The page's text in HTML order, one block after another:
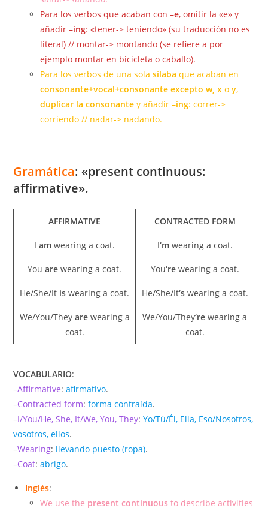
Para los verbos que acaban con –e, omitir la «e» y
añadir –ing: «tener-> teniendo» (su traducción no es
literal) // montar-> montando (se refiere a por
ejemplo montar en bicicleta o caballo).
Para los verbos de una solasílabaque acaban en
consonante+vocal+consonante excepto w, xoy,
duplicar la consonante y añadir –ing: correr->
corriendo // nadar-> nadando.
Gramática: «present continuous:
affirmative».
AFFIRMATIVE CONTRACTED FORM
Iamwearing a coat. I‘mwearing a coat.
Youarewearing a coat. You‘rewearing a coat.
He/She/It iswearing a coat. He/She/It‘swearing a coat.
We/You/They arewearing a
coat.
We/You/They‘re wearing a
coat.
VOCABULARIO:
–Affirmative:afirmativo.
–Contracted form:forma contraída.
–I/You/He, She, It/We, You, They: Yo/Tú/Él, Ella, Eso/Nosotros,
vosotros, ellos.
–Wearing: llevando puesto (ropa).
–Coat:abrigo.
Inglés:
We use the present continuous to describe activities